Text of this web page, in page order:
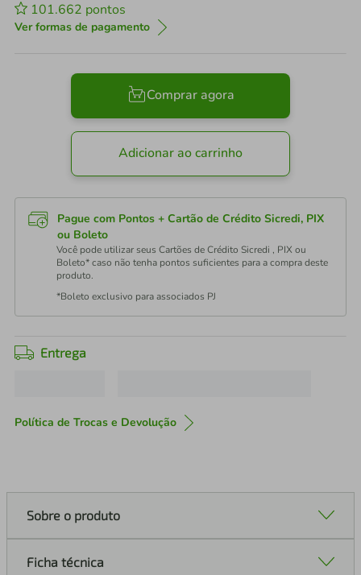
101.662 pontos
Ver formas de pagamento
Comprar agora
Adicionar ao carrinho
Pague com Pontos + Cartão de Crédito Sicredi, PIX
ou Boleto
Você pode utilizar seus Cartões de Crédito Sicredi , PIX ou
Boleto* caso não tenha pontos suficientes para a compra deste
produto.
*Boleto exclusivo para associados PJ
Entrega
Política de Trocas e Devolução
Sobre o produto
Ficha técnica